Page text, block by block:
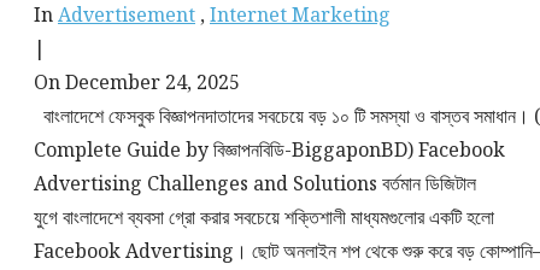
InAdvertisement ,Internet Marketing
|
On December 24, 2025
বাংলাদেশে ফেসবুক বিজ্ঞাপনদাতাদের সবচেয়ে বড় ১০ টি সমস্যা ও বাস্তব
Complete Guide by বিজ্ঞাপনবিডি-BiggaponBD) Facebook
Advertising Challenges and Solutions বর্তমান ডিজিটাল
যুগে বাংলাদেশে ব্যবসা গ্রো করার সবচেয়ে শক্তিশালী মাধ্যমগুলোর একটি হলো
Facebook Advertising। ছোট অনলাইন শপ থেকে শুরু করে বড়